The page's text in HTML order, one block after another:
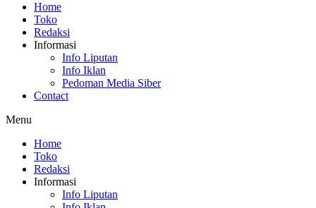
Home
Toko
Redaksi
Informasi
Info Liputan
Info Iklan
Pedoman Media Siber
Contact
Menu
Home
Toko
Redaksi
Informasi
Info Liputan